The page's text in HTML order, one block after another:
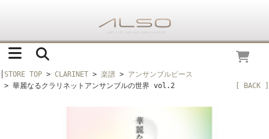
STORE TOP > CLARINET > 楽譜 > アンサンブルピース
> 華麗なるクラリネットアンサンブルの世界 vol.2
[ BACK ]